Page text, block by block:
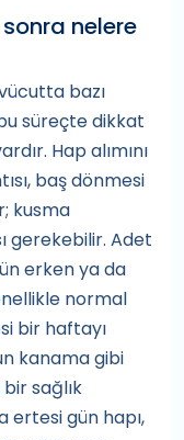
sonra nelere
bazı
süreçte dikkat
Hap alımını
baş dönmesi
kusma
gerekebilir. Adet
erken ya da
normal
bir haftayı
kanama gibi
sağlık
ertesi gün hapı,